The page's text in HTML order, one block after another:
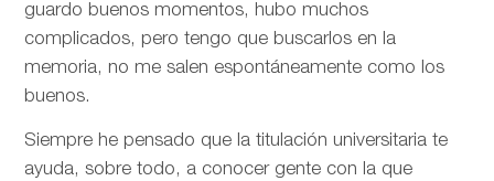
guardo buenos momentos, hubo muchos
complicados, pero tengo que buscarlos en la
memoria, no me salen espontáneamente como los
buenos.
Siempre he pensado que la titulación universitaria te
ayuda, sobre todo, a conocer gente con la que